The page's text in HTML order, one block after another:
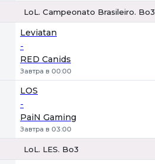
LoL. Campeonato Brasileiro. Bo3
Leviatan
-
RED Canids
Завтра в 00:00
LOS
-
PaiN Gaming
Завтра в 03:00
LoL. LES. Bo3